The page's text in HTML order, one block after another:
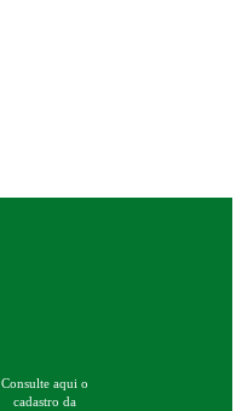
Consulte aqui o
cadastro da